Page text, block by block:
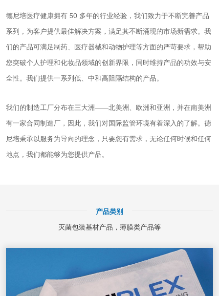
德尼培医疗健康拥有 50 多年的行业经验，我们致力于不断完善产品
系列，为客户提供最佳解决方案，满足其不断涌现的市场新需求。我
们的产品可满足制药、医疗器械和动物护理等方面的严苛要求，帮助
您突破个人护理和化妆品领域的创新界限，同时维持产品的功效与安
全性。我们提供一系列低、中和高阻隔结构的产品。
我们的制造工厂分布在三大洲——北美洲、欧洲和亚洲，并在南美洲
有一家合同制造厂，因此，我们对国际监管环境有着深入的了解。德
尼培秉承以服务为导向的理念，只要您有需求，无论任何时候和任何
地点，我们都能够为您提供产品。
产品类别
灭菌包装基材产品，薄膜类产品等